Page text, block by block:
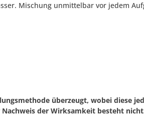
Mischung unmittelbar vor jedem
überzeugt, wobei diese
der Wirksamkeit besteht